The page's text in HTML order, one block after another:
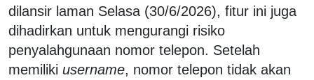
dilansir laman Selasa (30/6/2026), fitur ini juga
dihadirkan untuk mengurangi risiko
penyalahgunaan nomor telepon. Setelah
memiliki username, nomor telepon tidak akan